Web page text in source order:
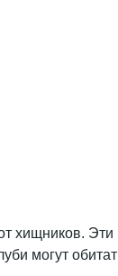
хищников.
могут